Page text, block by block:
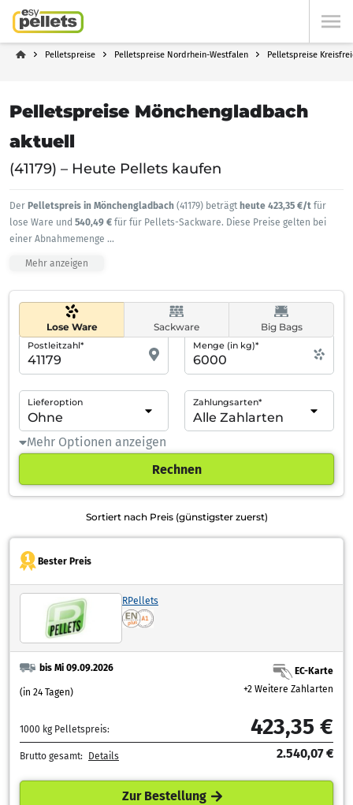
Pelletspreise Pelletspreise Nordrhein-Westfalen Pelletspreise
Pelletspreise Mönchengladbach
aktuell
(41179) – Heute Pellets kaufen
Der Pelletspreis in Mönchengladbach (41179) beträgt heute 423,35 €/t für
lose Ware und 540,49 € für für Pellets-Sackware. Diese Preise gelten bei
einer Abnahmemenge ...
Mehr anzeigen
Lose Ware Sackware Big Bags
Postleitzahl* Menge (in kg)*
Lieferoption Zahlungsarten*
Mehr Optionen anzeigen
Rechnen
Sortiert nach Preis (günstigster zuerst)
Bester Preis
RPellets
bis Mi 09.09.2026
(in 24 Tagen)
EC-Karte
+2 Weitere Zahlarten
1000 kg Pelletspreis: 423,35 €
Brutto gesamt: Details 2.540,07 €
Zur Bestellung